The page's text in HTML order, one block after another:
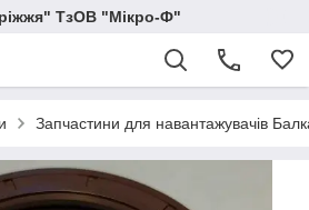
ТзОВ "Мікро-Ф"
Запчастини для навантажувачів